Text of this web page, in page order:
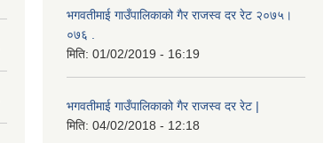
भगवतीमाई गाउँपालिकाको गैर राजस्व दर रेट २०७५।
०७६ .
मिति: 01/02/2019 - 16:19
भगवतीमाई गाउँपालिकाको गैर राजस्व दर रेट |
मिति: 04/02/2018 - 12:18